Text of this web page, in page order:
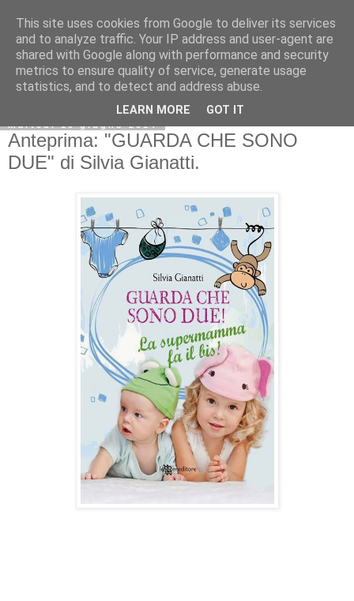
martedì 10 giugno 2014
Anteprima: "GUARDA CHE SONO
DUE" di Silvia Gianatti.
This site uses cookies from Google to deliver its services
and to analyze traffic. Your IP address and user-agent are
shared with Google along with performance and security
metrics to ensure quality of service, generate usage
statistics, and to detect and address abuse.
LEARN MORE GOT IT